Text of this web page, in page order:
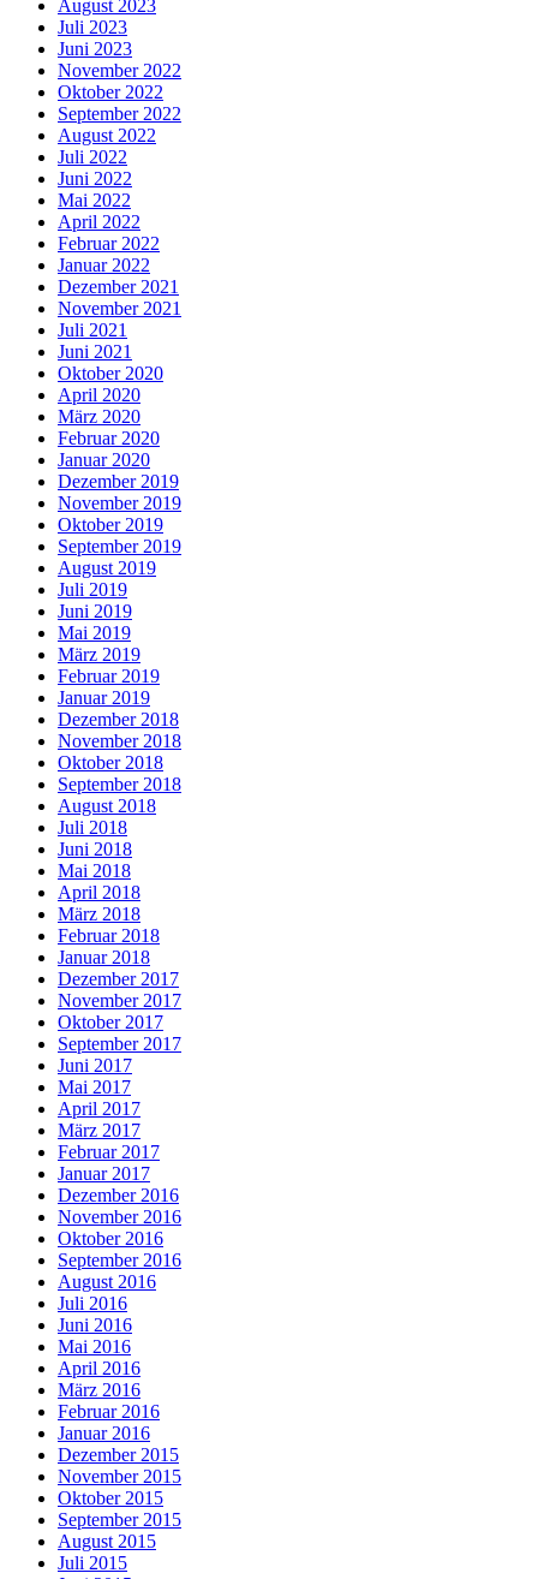
August 2023
Juli 2023
Juni 2023
November 2022
Oktober 2022
September 2022
August 2022
Juli 2022
Juni 2022
Mai 2022
April 2022
Februar 2022
Januar 2022
Dezember 2021
November 2021
Juli 2021
Juni 2021
Oktober 2020
April 2020
März 2020
Februar 2020
Januar 2020
Dezember 2019
November 2019
Oktober 2019
September 2019
August 2019
Juli 2019
Juni 2019
Mai 2019
März 2019
Februar 2019
Januar 2019
Dezember 2018
November 2018
Oktober 2018
September 2018
August 2018
Juli 2018
Juni 2018
Mai 2018
April 2018
März 2018
Februar 2018
Januar 2018
Dezember 2017
November 2017
Oktober 2017
September 2017
Juni 2017
Mai 2017
April 2017
März 2017
Februar 2017
Januar 2017
Dezember 2016
November 2016
Oktober 2016
September 2016
August 2016
Juli 2016
Juni 2016
Mai 2016
April 2016
März 2016
Februar 2016
Januar 2016
Dezember 2015
November 2015
Oktober 2015
September 2015
August 2015
Juli 2015